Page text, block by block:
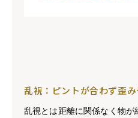
乱視：ピントが合わず歪
乱視とは距離に関係なく物が